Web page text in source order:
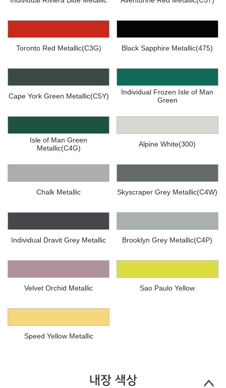
Toronto Red Metallic(C3G) Black Sapphire Metallic(475)
Cape York Green Metallic(C5Y)
Individual Frozen Isle of Man
Green
Isle of Man Green
Metallic(C4G)
Alpine White(300)
Chalk Metallic Skyscraper Grey Metallic(C4W)
Individual Dravit Grey Metallic Brooklyn Grey Metallic(C4P)
Velvet Orchid Metallic Sao Paulo Yellow
Speed Yellow Metallic
내장 색상